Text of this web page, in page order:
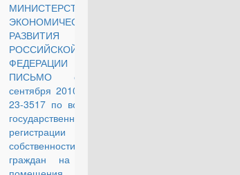
МИНИСТЕРСТВО
ЭКОНОМИЧЕСКОГО
РАЗВИТИЯ
РОССИЙСКОЙ
ФЕДЕРАЦИИ
ПИСЬМО от 6
сентября 2010 г. N Д
23-3517 по вопросам
государственной
регистрации прав
собственности
граждан на жилые